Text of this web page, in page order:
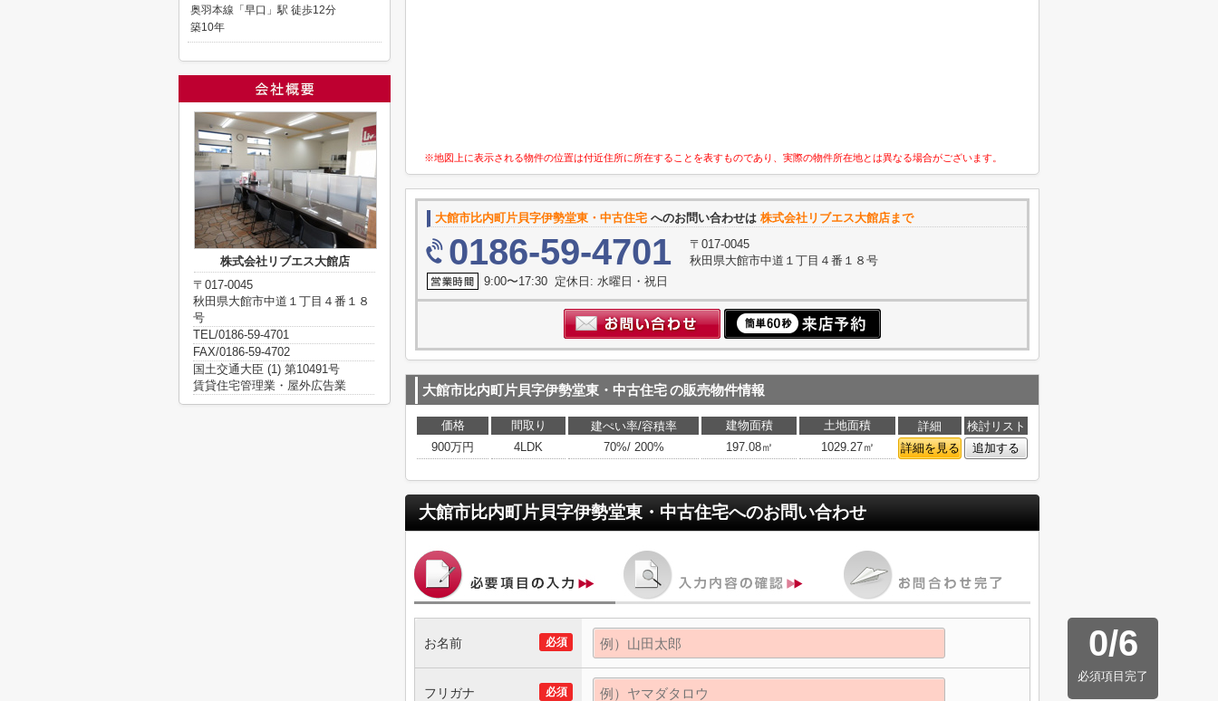
※地図上に表示される物件の位置は付近住所に所在することを表すものであり、実際の物件所在地とは異なる場合がございます。
大館市比内町片貝字伊勢堂東・中古住宅 へのお問い合わせは 株式会社リブエス大館店まで
0186-59-4701
〒017-0045
秋田県大館市中道１丁目４番１８号
9:00〜17:30 定休日: 水曜日・祝日
大館市比内町片貝字伊勢堂東・中古住宅の販売物件情報
価格 間取り 建ぺい率/容積率 建物面積 土地面積 詳細
検討リスト
900万円
4LDK 70%/ 200% 197.08㎡ 1029.27㎡ 詳細を見る 追加する
大館市比内町片貝字伊勢堂東・中古住宅へのお問い合わせ
0/6
必須項目完了
必須
お名前
必須
フリガナ
奥羽本線「早口」駅 徒歩12分
築10年
株式会社リブエス大館店
〒017-0045
秋田県大館市中道１丁目４番１８
号
TEL/0186-59-4701
FAX/0186-59-4702
国土交通大臣 (1) 第10491号
賃貸住宅管理業・屋外広告業